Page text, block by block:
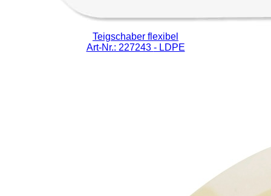
Teigschaber flexibel
Art-Nr.: 227243 - LDPE